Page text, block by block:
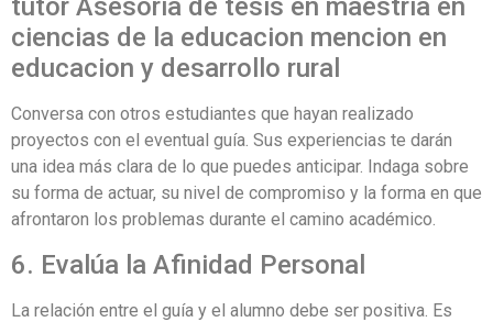
tutor Asesoria de tesis en maestria en
ciencias de la educacion mencion en
educacion y desarrollo rural
Conversa con otros estudiantes que hayan realizado
proyectos con el eventual guía. Sus experiencias te darán
una idea más clara de lo que puedes anticipar. Indaga sobre
su forma de actuar, su nivel de compromiso y la forma en que
afrontaron los problemas durante el camino académico.
6. Evalúa la Afinidad Personal
La relación entre el guía y el alumno debe ser positiva. Es